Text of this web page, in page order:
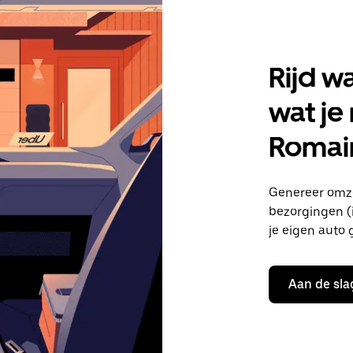
Rijd
wat je
Genereer
bezorgingen
je eigen auto
Aan de